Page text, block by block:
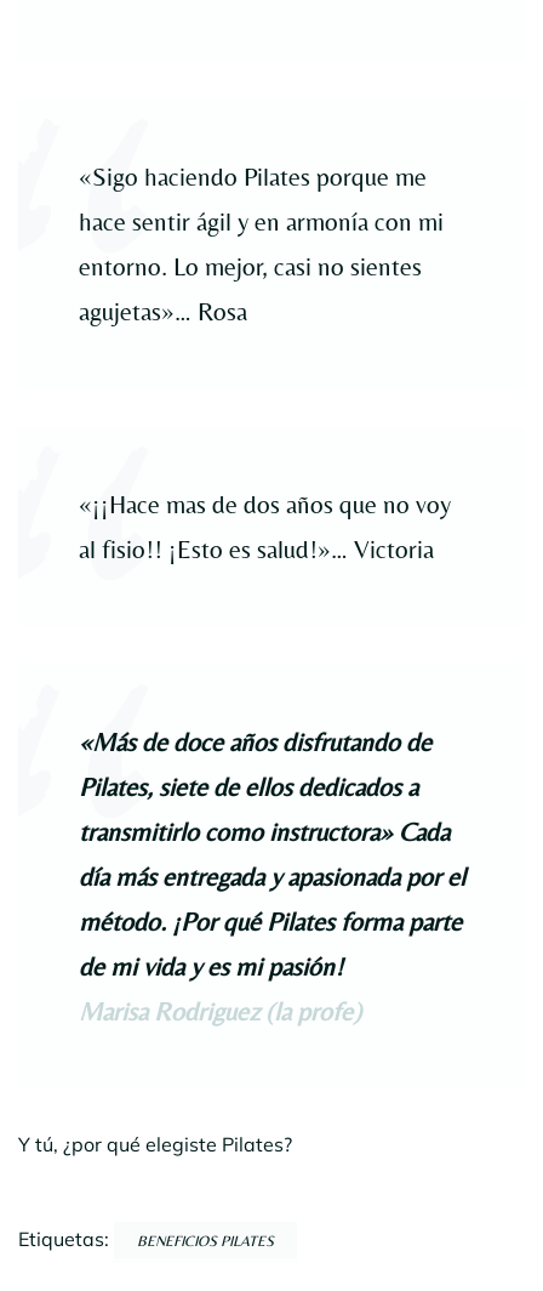
«Sigo haciendo Pilates porque me
hace sentir ágil y en armonía con mi
entorno. Lo mejor, casi no sientes
agujetas»… Rosa
«¡¡Hace mas de dos años que no voy
al fisio!! ¡Esto es salud!»… Victoria
«Más de doce años disfrutando de
Pilates, siete de ellos dedicados a
transmitirlo como instructora» Cada
día más entregada y apasionada por el
método. ¡Por qué Pilates forma parte
de mi vida y es mi pasión!
Marisa Rodriguez (la profe)
Y tú, ¿por qué elegiste Pilates?
Etiquetas: BENEFICIOS PILATES